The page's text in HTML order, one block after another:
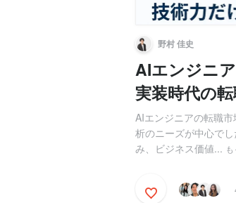
野村 佳史
AIエンジニ
実装時代の
AIエンジニアの転職
析のニーズが中心で
み、ビジネス価値...